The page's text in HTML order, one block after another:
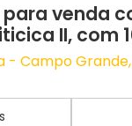
venda
II, com
- Campo